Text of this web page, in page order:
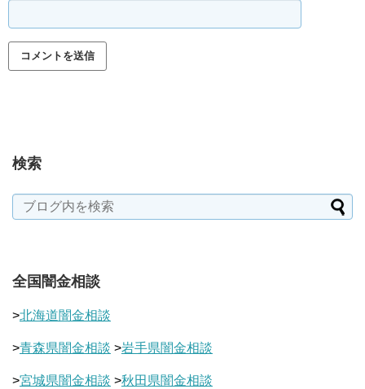
検索
全国闇金相談
>北海道闇金相談
>青森県闇金相談 >岩手県闇金相談
>宮城県闇金相談 >秋田県闇金相談